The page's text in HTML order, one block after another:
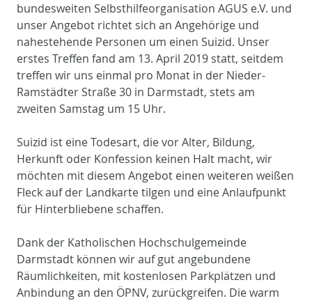
bundesweiten Selbsthilfeorganisation AGUS e.V. und
unser Angebot richtet sich an Angehörige und
nahestehende Personen um einen Suizid. Unser
erstes Treffen fand am 13. April 2019 statt, seitdem
treffen wir uns einmal pro Monat in der Nieder-
Ramstädter Straße 30 in Darmstadt, stets am
zweiten Samstag um 15 Uhr.
Suizid ist eine Todesart, die vor Alter, Bildung,
Herkunft oder Konfession keinen Halt macht, wir
möchten mit diesem Angebot einen weiteren weißen
Fleck auf der Landkarte tilgen und eine Anlaufpunkt
für Hinterbliebene schaffen.
Dank der Katholischen Hochschulgemeinde
Darmstadt können wir auf gut angebundene
Räumlichkeiten, mit kostenlosen Parkplätzen und
Anbindung an den ÖPNV, zurückgreifen. Die warm